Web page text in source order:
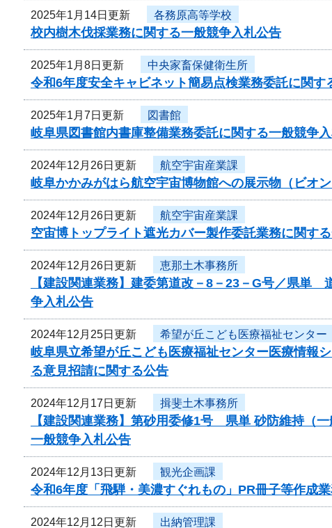
2025年1月14日更新 各務原高等学校
校内樹木伐採業務に関する一般競争入札公告
2025年1月8日更新 中央家畜保健衛生所
令和6年度安全キャビネット簡易点検業務委託に関す
2025年1月7日更新 図書館
岐阜県図書館内書庫整備業務委託に関する一般競争
2024年12月26日更新 航空宇宙産業課
岐阜かかみがはら航空宇宙博物館への展示物（ビオ
2024年12月26日更新 航空宇宙産業課
空宙博トップライト遮光カバー製作委託業務に関す
2024年12月26日更新 恵那土木事務所
【建設関連業務】建委第道改－8－23－G号／県単
争入札公告
2024年12月25日更新 希望が丘こども医療福祉センター
岐阜県立希望が丘こども医療福祉センター医療情報
る意見招請に関する公告
2024年12月17日更新 揖斐土木事務所
【建設関連業務】第砂用委修1号 県単 砂防維持（
一般競争入札公告
2024年12月13日更新 観光企画課
令和6年度「飛騨・美濃すぐれもの」PR冊子等作成
2024年12月12日更新 出納管理課